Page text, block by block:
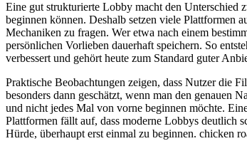
Eine gut strukturierte Lobby macht den Unterschied
beginnen können. Deshalb setzen viele Plattformen
Mechaniken zu fragen. Wer etwa nach einem
persönlichen Vorlieben dauerhaft speichern. So
verbessert und gehört heute zum Standard guter
Praktische Beobachtungen zeigen, dass Nutzer die
besonders dann geschätzt, wenn man den genauen
und nicht jedes Mal von vorne beginnen möchte.
Plattformen fällt auf, dass moderne Lobbys deutlich
Hürde, überhaupt erst einmal zu beginnen. chicken